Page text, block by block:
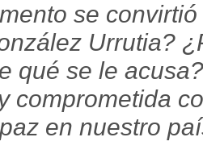
se
Urrutia?
qué se le
comprometida
en nuestro